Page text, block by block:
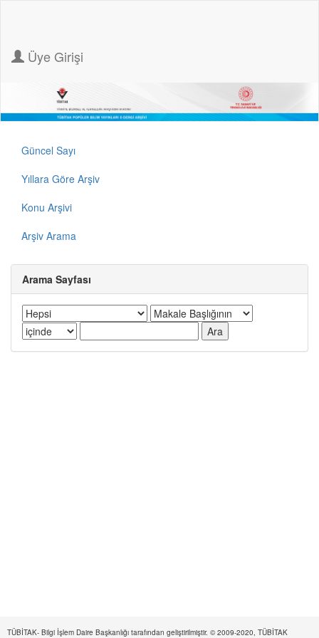
Üye Girişi
Güncel Sayı
Yıllara Göre Arşiv
Konu Arşivi
Arşiv Arama
Arama Sayfası
TÜBİTAK- Bilgi İşlem Daire Başkanlığı tarafından geliştirilmiştir. © 2009-2020, TÜBİTAK